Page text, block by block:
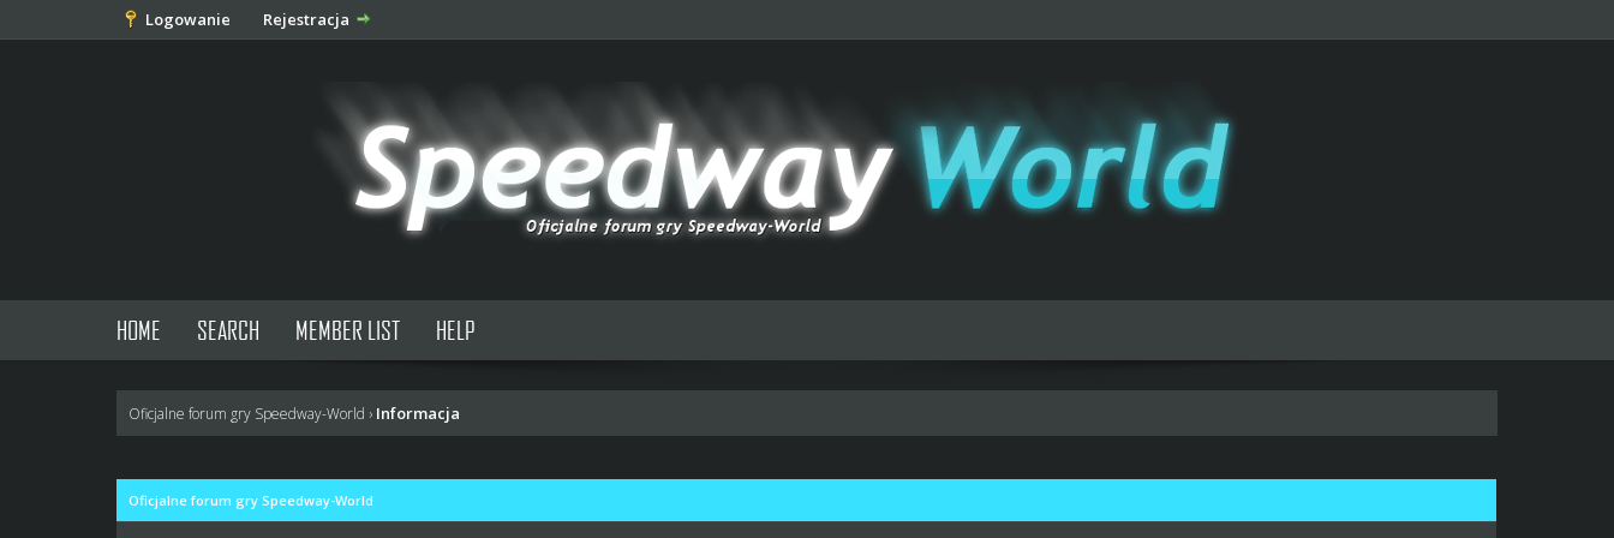
Logowanie Rejestracja
HOME SEARCH MEMBER LIST HELP
Oficjalne forum gry Speedway-World › Informacja
Oficjalne forum gry Speedway-World